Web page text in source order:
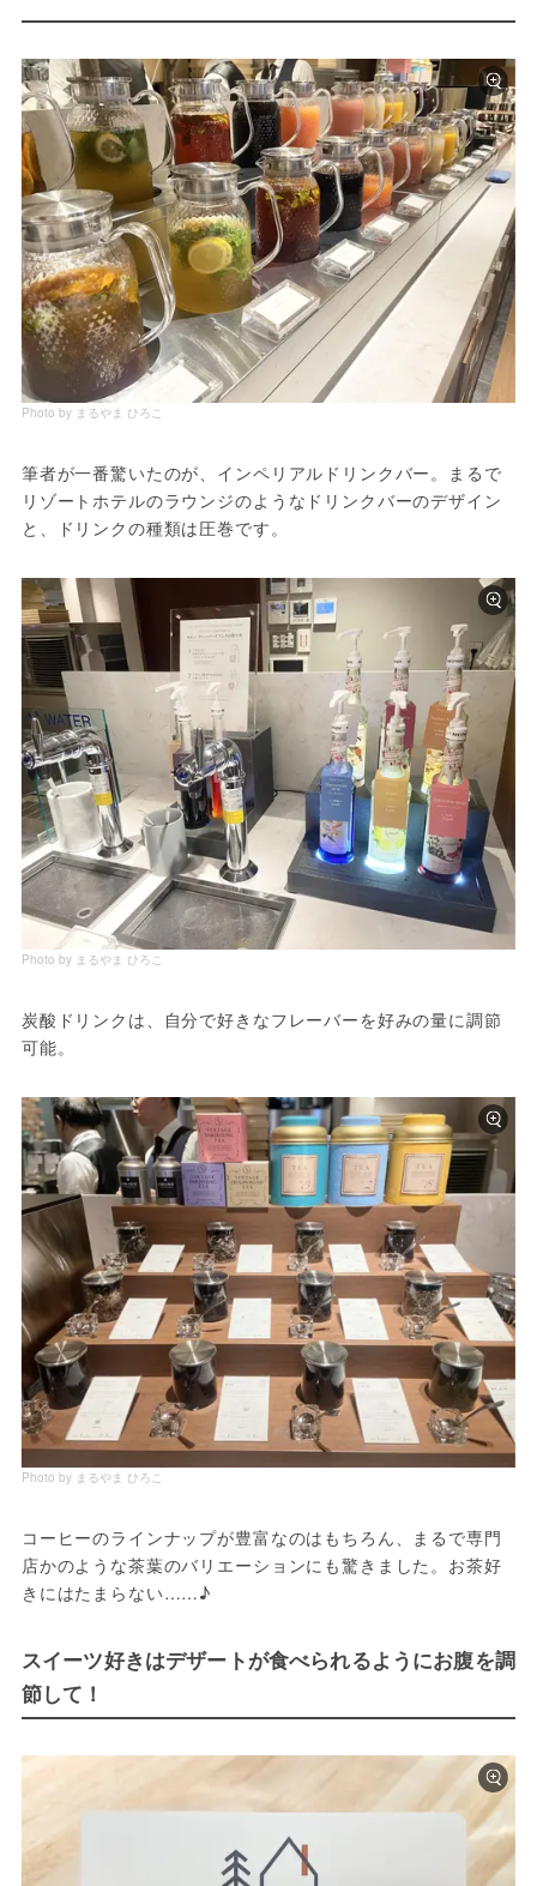
Photo by まるやま ひろこ
筆者が一番驚いたのが、インペリアルドリンクバー。まるで
リゾートホテルのラウンジのようなドリンクバーのデザイン
と、ドリンクの種類は圧巻です。
Photo by まるやま ひろこ
炭酸ドリンクは、自分で好きなフレーバーを好みの量に調節
可能。
Photo by まるやま ひろこ
コーヒーのラインナップが豊富なのはもちろん、まるで専門
店かのような茶葉のバリエーションにも驚きました。お茶好
きにはたまらない……♪
スイーツ好きはデザートが食べられるようにお腹を調
節して！